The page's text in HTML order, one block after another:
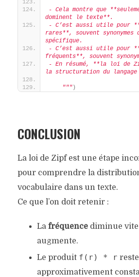
- Cela montre que
dominent le texte**.
- C’est aussi utile pour
rares**, souvent synonymes
spécifique.
- C’est aussi utile pour
fréquents**, souvent
- En résumé, **la loi de
la structuration du
    """
)
CONCLUSION
La loi de Zipf est une étape
pour comprendre la
vocabulaire dans un texte.
Ce que l’on doit retenir :
La fréquencediminue vite
augmente.
Le produit f(r) * r
approximativement